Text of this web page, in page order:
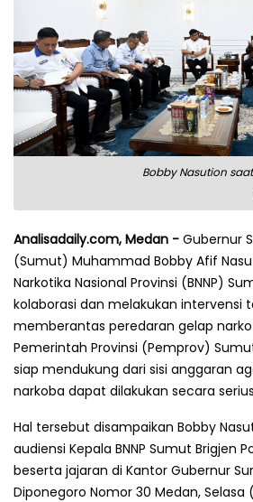
Bobby Nasution
Analisadaily.com, Medan - Gubernur
(Sumut) Muhammad Bobby Afif
Narkotika Nasional Provinsi (BNNP)
kolaborasi dan melakukan intervensi
memberantas peredaran gelap
Pemerintah Provinsi (Pemprov)
siap mendukung dari sisi anggaran
narkoba dapat dilakukan secara
Hal tersebut disampaikan Bobby
audiensi Kepala BNNP Sumut Brigjen
beserta jajaran di Kantor Gubernur
Diponegoro Nomor 30 Medan,